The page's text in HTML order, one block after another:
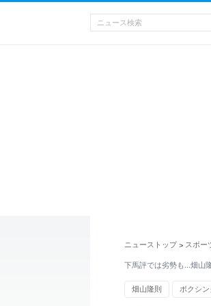
ニューストップ > スポー
下馬評では劣勢も…畑山
畑山隆則 ボクシン